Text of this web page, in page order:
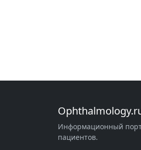
Информационный
пациентов.